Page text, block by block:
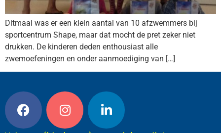
Ditmaal was er een klein aantal van 10 afzwemmers bij
sportcentrum Shape, maar dat mocht de pret zeker niet
drukken. De kinderen deden enthousiast alle
zwemoefeningen en onder aanmoediging van […]